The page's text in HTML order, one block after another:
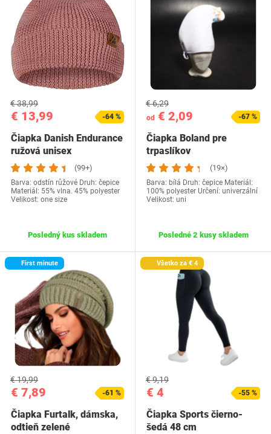
€ 13,99
€ 38,99
-64 %
Čiapka Danish Endurance
ružová unisex
(99+)
Barva: odstín růžové Druh: čepice
Materiál: 55% vlna. 45% polyester
Velikost: one size
Posledný kus skladem
od € 2,09
€ 6,29
-67 %
Čiapka Boland pre
trpaslíkov
(19×)
Barva: bílá Druh: čepice Materiál:
100% polyester Určení: univerzální
Velikost: uni
Posledné 2 kusy skladem
First minute
€ 7,89
€ 19,99
-61 %
Čiapka Furtalk, dámska,
odtieň zelené
Všetko za € 4
€ 4
€ 9,19
-55 %
Čiapka Sports čierno-
šedá 48 cm